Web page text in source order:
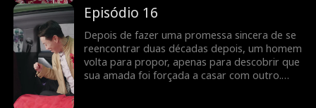
jornada para lutar por seu amor. Será que o
verdadeiro amor pode prevalecer e a justiça
ser feita, permitindo que finalmente fiquem
juntos?
Episódio 16
Depois de fazer uma promessa sincera de se
reencontrar duas décadas depois, um homem
volta para propor, apenas para descobrir que
sua amada foi forçada a casar com outro.